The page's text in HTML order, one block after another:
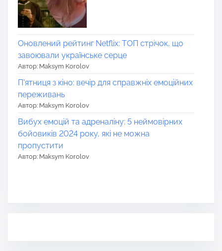
Оновлений рейтинг Netflix: ТОП стрічок, що
завоювали українське серце
Автор: Maksym Korolov
П’ятниця з кіно: вечір для справжніх емоційних
переживань
Автор: Maksym Korolov
Вибух емоцій та адреналіну: 5 неймовірних
бойовиків 2024 року, які не можна
пропустити
Автор: Maksym Korolov